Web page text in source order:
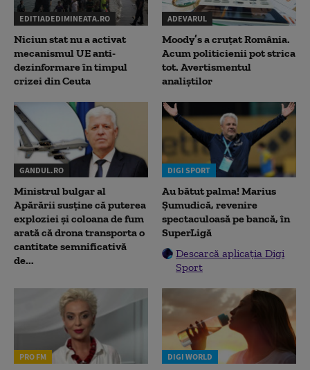
EDITIADEDIMINEATA.RO
Niciun stat nu a activat
mecanismul UE anti-
dezinformare în timpul
crizei din Ceuta
ADEVARUL
Moody’s a cruțat România.
Acum politicienii pot strica
tot. Avertismentul
analiștilor
GANDUL.RO
Ministrul bulgar al
Apărării susține că puterea
exploziei și coloana de fum
arată că drona transporta o
cantitate semnificativă
de...
DIGI SPORT
Au bătut palma! Marius
Șumudică, revenire
spectaculoasă pe bancă, în
SuperLigă
Descarcă aplicația Digi
Sport
PRO FM DIGI WORLD